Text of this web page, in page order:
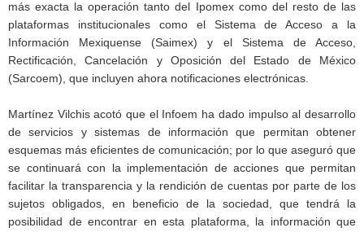
más exacta la operación tanto del Ipomex como del resto de las
plataformas institucionales como el Sistema de Acceso a la
Información Mexiquense (Saimex) y el Sistema de Acceso,
Rectificación, Cancelación y Oposición del Estado de México
(Sarcoem), que incluyen ahora notificaciones electrónicas.
Martínez Vilchis acotó que el Infoem ha dado impulso al desarrollo
de servicios y sistemas de información que permitan obtener
esquemas más eficientes de comunicación; por lo que aseguró que
se continuará con la implementación de acciones que permitan
facilitar la transparencia y la rendición de cuentas por parte de los
sujetos obligados, en beneficio de la sociedad, que tendrá la
posibilidad de encontrar en esta plataforma, la información que